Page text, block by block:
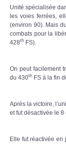
Unité spécialisée
les voies ferrées,
(environ 90). Mais
combats pour la
428th FS).
On peut facilement
du 430th FS à la fin
Après la victoire,
et fut désactivée le
Elle fut réactivée en